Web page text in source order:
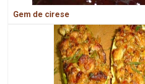
Gem de cirese